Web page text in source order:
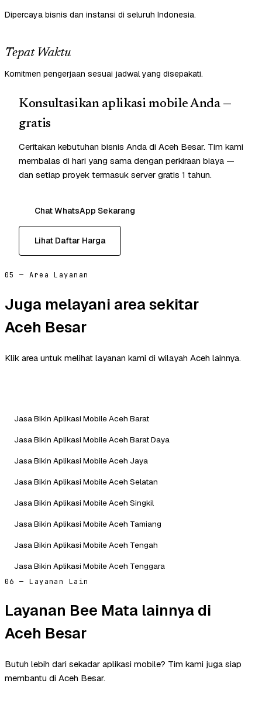
Dipercaya bisnis dan instansi di seluruh Indonesia.
Tepat Waktu
Komitmen pengerjaan sesuai jadwal yang disepakati.
Konsultasikan aplikasi mobile Anda —
gratis
Ceritakan kebutuhan bisnis Anda di Aceh Besar. Tim kami
membalas di hari yang sama dengan perkiraan biaya —
dan setiap proyek termasuk server gratis 1 tahun.
Chat WhatsApp Sekarang
Lihat Daftar Harga
05 — Area Layanan
Juga melayani area sekitar
Aceh Besar
Klik area untuk melihat layanan kami di wilayah Aceh lainnya.
Jasa Bikin Aplikasi Mobile Aceh Barat
Jasa Bikin Aplikasi Mobile Aceh Barat Daya
Jasa Bikin Aplikasi Mobile Aceh Jaya
Jasa Bikin Aplikasi Mobile Aceh Selatan
Jasa Bikin Aplikasi Mobile Aceh Singkil
Jasa Bikin Aplikasi Mobile Aceh Tamiang
Jasa Bikin Aplikasi Mobile Aceh Tengah
Jasa Bikin Aplikasi Mobile Aceh Tenggara
06 — Layanan Lain
Layanan Bee Mata lainnya di
Aceh Besar
Butuh lebih dari sekadar aplikasi mobile? Tim kami juga siap
membantu di Aceh Besar.